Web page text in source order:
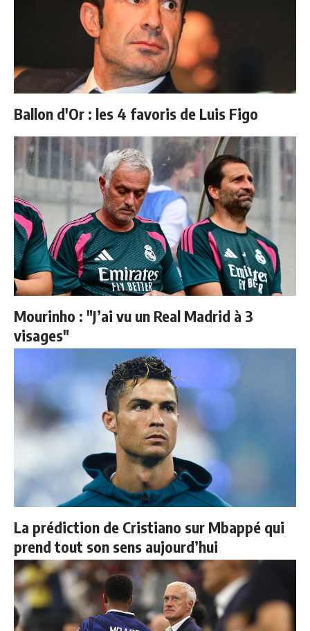
Ballon d'Or : les 4 favoris de Luis Figo
Mourinho : "J’ai vu un Real Madrid à 3
visages"
La prédiction de Cristiano sur Mbappé qui
prend tout son sens aujourd’hui